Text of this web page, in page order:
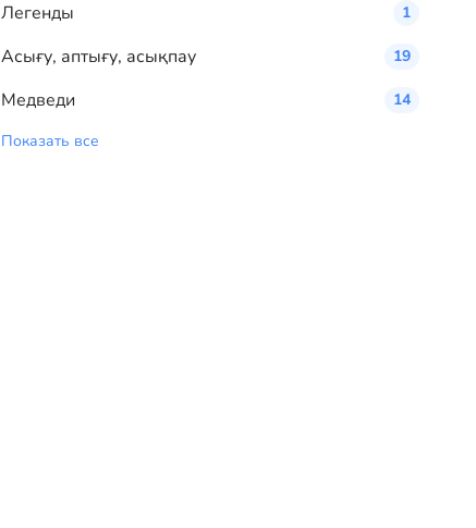
Легенды 1
Асығу, аптығу, асықпау 19
Медведи
14
Показать все